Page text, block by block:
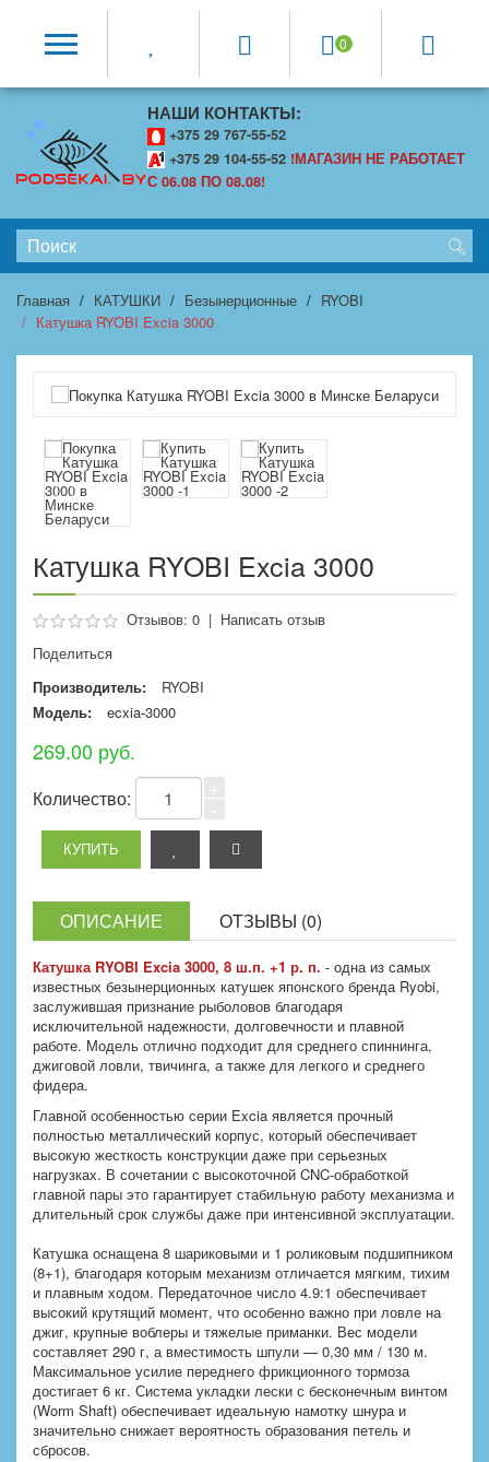
0
НАШИ КОНТАКТЫ:
+375 29 767-55-52
+375 29 104-55-52 !МАГАЗИН НЕ РАБОТАЕТ
С 06.08 ПО 08.08!
Главная КАТУШКИ Безынерционные
RYOBI
Катушка RYOBI Excia 3000
Катушка RYOBI Excia 3000
Отзывов: 0 | Написать отзыв
Поделиться
Производитель:
RYOBI
Модель:
ecxia-3000
269.00 руб.
Количество:
ОПИСАНИЕ ОТЗЫВЫ (0)
Катушка RYOBI Excia 3000, 8 ш.п. +1 р. п. - одна из самых
известных безынерционных катушек японского бренда Ryobi,
заслужившая признание рыболовов благодаря
исключительной надежности, долговечности и плавной
работе. Модель отлично подходит для среднего спиннинга,
джиговой ловли, твичинга, а также для легкого и среднего
фидера.
Главной особенностью серии Excia является прочный
полностью металлический корпус, который обеспечивает
высокую жесткость конструкции даже при серьезных
нагрузках. В сочетании с высокоточной CNC-обработкой
главной пары это гарантирует стабильную работу механизма и
длительный срок службы даже при интенсивной эксплуатации.
Катушка оснащена 8 шариковыми и 1 роликовым подшипником
(8+1), благодаря которым механизм отличается мягким, тихим
и плавным ходом. Передаточное число 4.9:1 обеспечивает
высокий крутящий момент, что особенно важно при ловле на
джиг, крупные воблеры и тяжелые приманки. Вес модели
составляет 290 г, а вместимость шпули — 0,30 мм / 130 м.
Максимальное усилие переднего фрикционного тормоза
достигает 6 кг. Система укладки лески с бесконечным винтом
(Worm Shaft) обеспечивает идеальную намотку шнура и
значительно снижает вероятность образования петель и
сбросов.